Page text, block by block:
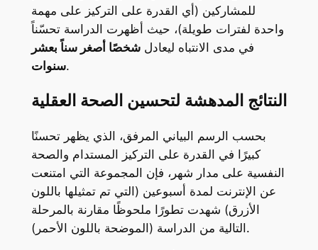
للمشاركين (أي القدرة على التركيز على مهمة
واحدة لفترات طويلة)، حيث أظهرت الدراسة تحسّناً
في مدى الانتباه ليعادلشخصًا أصغر سناً بعشر
سنوات.
النتائج المدهشة لتحسين الصحة العقلية
بحسب الرسم البياني المرفق، الذي يظهر تحسنًا
كبيرًا في القدرة على التركيز المستدام والصحة
النفسية على مدار شهر، فإن المجموعة التي امتنعت
عن الإنترنت لمدة أسبوعين (التي تم تمثيلها باللون
الأزرق) شهدت تطورًا ملحوظًا مقارنة بالمرحلة
التالية من الدراسة (الموضحة باللون الأحمر).